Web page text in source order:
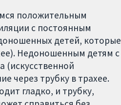
положительным
с постоянным
детей, которые
Недоношенным детям с
(искусственной
через трубку в трахее.
гладко, и трубку,